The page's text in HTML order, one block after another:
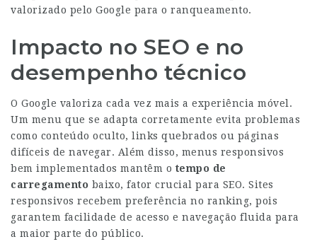
valorizado pelo Google para o ranqueamento.
Impacto no SEO e no
desempenho técnico
O Google valoriza cada vez mais a experiência móvel.
Um menu que se adapta corretamente evita problemas
como conteúdo oculto, links quebrados ou páginas
difíceis de navegar. Além disso, menus responsivos
bem implementados mantêm o tempo de
carregamento baixo, fator crucial para SEO. Sites
responsivos recebem preferência no ranking, pois
garantem facilidade de acesso e navegação fluida para
a maior parte do público.